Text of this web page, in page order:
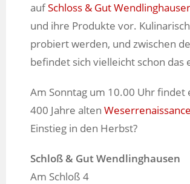
aufSchloss & Gut
und ihre Produkte vor.
probiert werden, und zwischen
befindet sich vielleicht schon
Am Sonntag um 10.00 Uhr
400 Jahre alten
Einstieg in den Herbst?
Schloß & Gut Wendlinghausen
Am Schloß 4